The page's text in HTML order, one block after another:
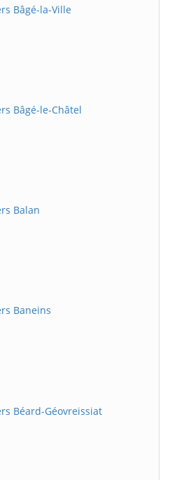
Bâgé-la-Ville
Bâgé-le-Châtel
Balan
Baneins
Béard-Géovreissiat